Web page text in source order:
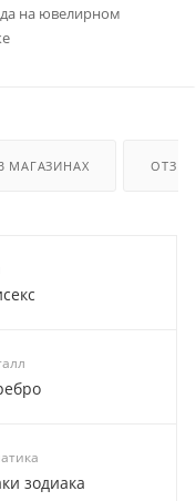
на ювелирном
МАГАЗИНАХ
зодиака